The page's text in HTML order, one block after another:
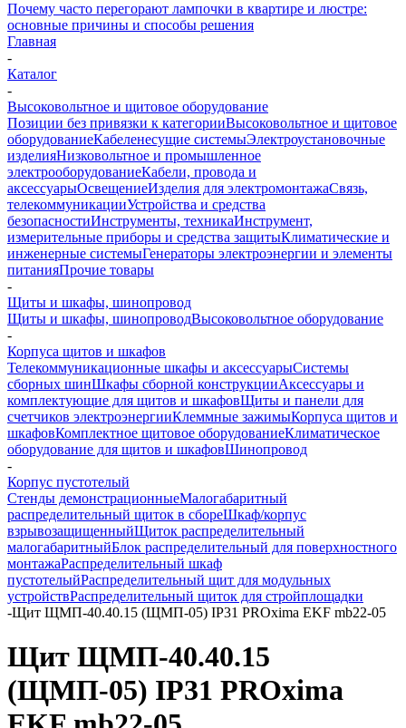
Почему часто перегорают лампочки в квартире и люстре:
основные причины и способы решения
Главная
-
Каталог
-
Высоковольтное и щитовое оборудование
Позиции без привязки к категорииВысоковольтное и щитовое
оборудованиеКабеленесущие системыЭлектроустановочные
изделияНизковольтное и промышленное
электрооборудованиеКабели, провода и
аксессуарыОсвещениеИзделия для электромонтажаСвязь,
телекоммуникацииУстройства и средства
безопасностиИнструменты, техникаИнструмент,
измерительные приборы и средства защитыКлиматические и
инженерные системыГенераторы электроэнергии и элементы
питанияПрочие товары
-
Щиты и шкафы, шинопровод
Щиты и шкафы, шинопроводВысоковольтное оборудование
-
Корпуса щитов и шкафов
Телекоммуникационные шкафы и аксессуарыСистемы
сборных шинШкафы сборной конструкцииАксессуары и
комплектующие для щитов и шкафовЩиты и панели для
счетчиков электроэнергииКлеммные зажимыКорпуса щитов и
шкафовКомплектное щитовое оборудованиеКлиматическое
оборудование для щитов и шкафовШинопровод
-
Корпус пустотелый
Стенды демонстрационныеМалогабаритный
распределительный щиток в сбореШкаф/корпус
взрывозащищенныйЩиток распределительный
малогабаритныйБлок распределительный для поверхностного
монтажаРаспределительный шкаф
пустотелыйРаспределительный щит для модульных
устройствРаспределительный щиток для стройплощадки
-Щит ЩМП-40.40.15 (ЩМП-05) IP31 PROxima EKF mb22-05
Щит ЩМП-40.40.15
(ЩМП-05) IP31 PROxima